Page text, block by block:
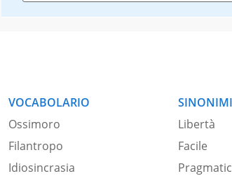
VOCABOLARIO
Ossimoro
Filantropo
Idiosincrasia
Libertà
Facile